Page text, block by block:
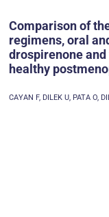
Comparison of
regimens, oral
drospirenone
healthy
CAYAN F, DILEK U, PATA O,